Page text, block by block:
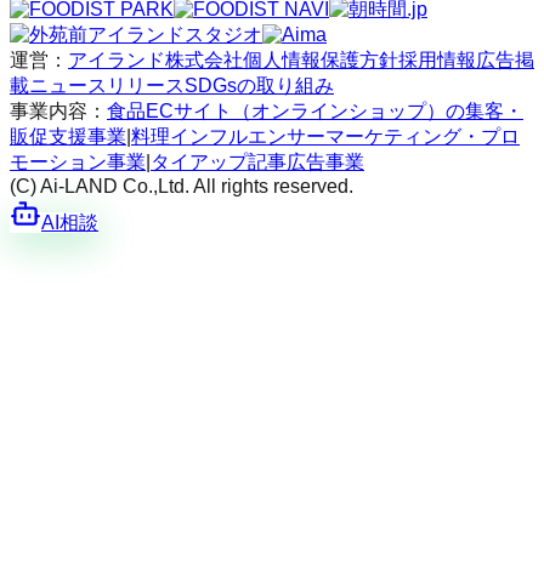
運営： アイランド株式会社個人情報保護方針採用情報 広告掲
載ニュースリリースSDGsの取り組み
事業内容： 食品ECサイト（オンラインショップ）の集客・
販促支援事業 料理インフルエンサーマーケティング・プロ
モーション事業 タイアップ記事広告事業
(C) Ai-LAND Co.,Ltd. All rights reserved.
AI相談